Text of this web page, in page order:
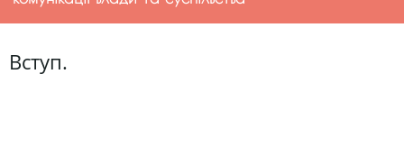
Вступ.